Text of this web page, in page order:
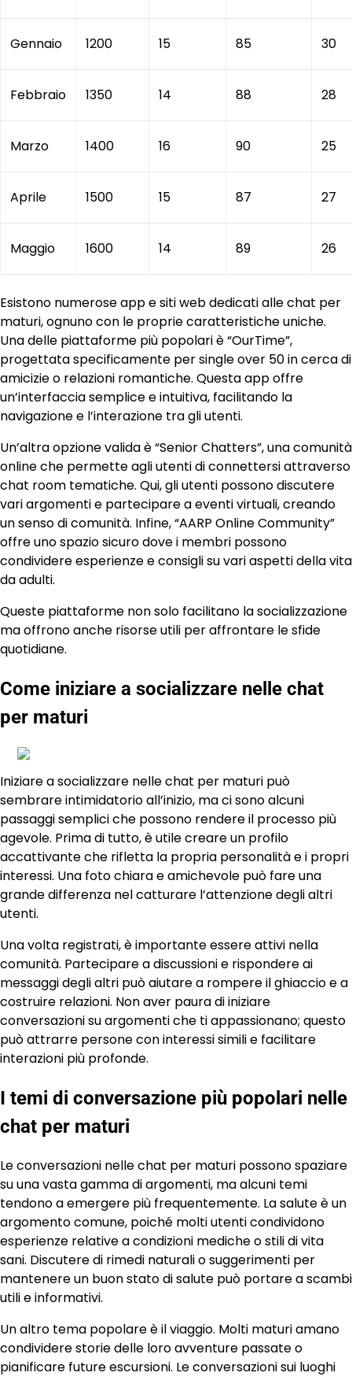
Gennaio 1200 15 85 30
Febbraio 1350 14 88 28
Marzo 1400 16 90 25
Aprile 1500 15 87 27
Maggio 1600 14 89 26
Esistono numerose app e siti web dedicati alle chat per
maturi, ognuno con le proprie caratteristiche uniche.
Una delle piattaforme più popolari è “OurTime”,
progettata specificamente per single over 50 in cerca di
amicizie o relazioni romantiche. Questa app offre
un’interfaccia semplice e intuitiva, facilitando la
navigazione e l’interazione tra gli utenti.
Un’altra opzione valida è “Senior Chatters”, una comunità
online che permette agli utenti di connettersi attraverso
chat room tematiche. Qui, gli utenti possono discutere
vari argomenti e partecipare a eventi virtuali, creando
un senso di comunità. Infine, “AARP Online Community”
offre uno spazio sicuro dove i membri possono
condividere esperienze e consigli su vari aspetti della vita
da adulti.
Queste piattaforme non solo facilitano la socializzazione
ma offrono anche risorse utili per affrontare le sfide
quotidiane.
Come iniziare a socializzare nelle chat
per maturi
Iniziare a socializzare nelle chat per maturi può
sembrare intimidatorio all’inizio, ma ci sono alcuni
passaggi semplici che possono rendere il processo più
agevole. Prima di tutto, è utile creare un profilo
accattivante che rifletta la propria personalità e i propri
interessi. Una foto chiara e amichevole può fare una
grande differenza nel catturare l’attenzione degli altri
utenti.
Una volta registrati, è importante essere attivi nella
comunità. Partecipare a discussioni e rispondere ai
messaggi degli altri può aiutare a rompere il ghiaccio e a
costruire relazioni. Non aver paura di iniziare
conversazioni su argomenti che ti appassionano; questo
può attrarre persone con interessi simili e facilitare
interazioni più profonde.
I temi di conversazione più popolari nelle
chat per maturi
Le conversazioni nelle chat per maturi possono spaziare
su una vasta gamma di argomenti, ma alcuni temi
tendono a emergere più frequentemente. La salute è un
argomento comune, poiché molti utenti condividono
esperienze relative a condizioni mediche o stili di vita
sani. Discutere di rimedi naturali o suggerimenti per
mantenere un buon stato di salute può portare a scambi
utili e informativi.
Un altro tema popolare è il viaggio. Molti maturi amano
condividere storie delle loro avventure passate o
pianificare future escursioni. Le conversazioni sui luoghi